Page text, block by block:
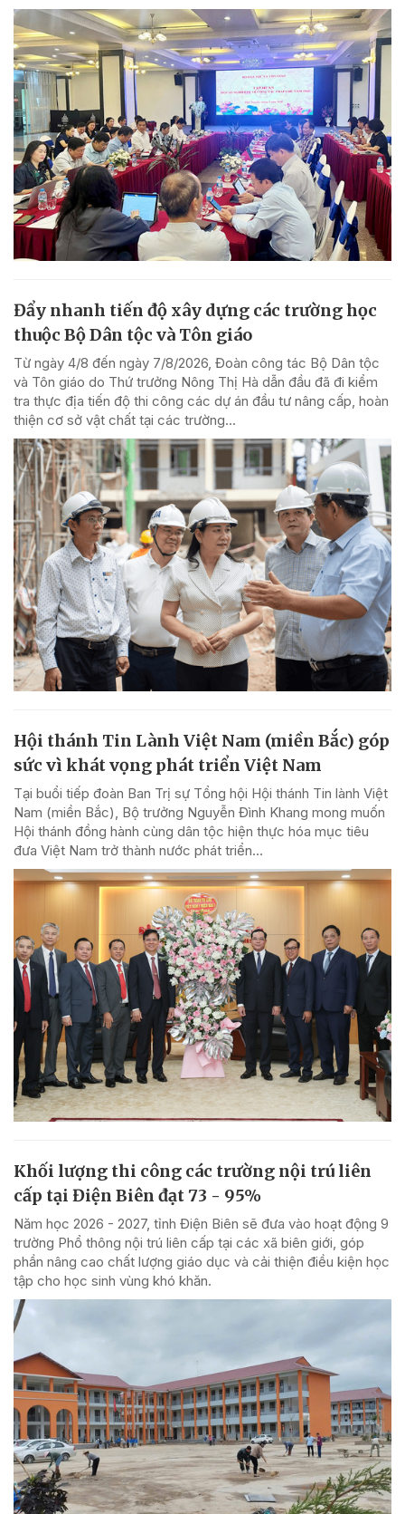
Đẩy nhanh tiến độ xây dựng các trường học
thuộc Bộ Dân tộc và Tôn giáo
Từ ngày 4/8 đến ngày 7/8/2026, Đoàn công tác Bộ Dân tộc
và Tôn giáo do Thứ trưởng Nông Thị Hà dẫn đầu đã đi kiểm
tra thực địa tiến độ thi công các dự án đầu tư nâng cấp, hoàn
thiện cơ sở vật chất tại các trường...
Hội thánh Tin Lành Việt Nam (miền Bắc) góp
sức vì khát vọng phát triển Việt Nam
Tại buổi tiếp đoàn Ban Trị sự Tổng hội Hội thánh Tin lành Việt
Nam (miền Bắc), Bộ trưởng Nguyễn Đình Khang mong muốn
Hội thánh đồng hành cùng dân tộc hiện thực hóa mục tiêu
đưa Việt Nam trở thành nước phát triển...
Khối lượng thi công các trường nội trú liên
cấp tại Điện Biên đạt 73 - 95%
Năm học 2026 - 2027, tỉnh Điện Biên sẽ đưa vào hoạt động 9
trường Phổ thông nội trú liên cấp tại các xã biên giới, góp
phần nâng cao chất lượng giáo dục và cải thiện điều kiện học
tập cho học sinh vùng khó khăn.